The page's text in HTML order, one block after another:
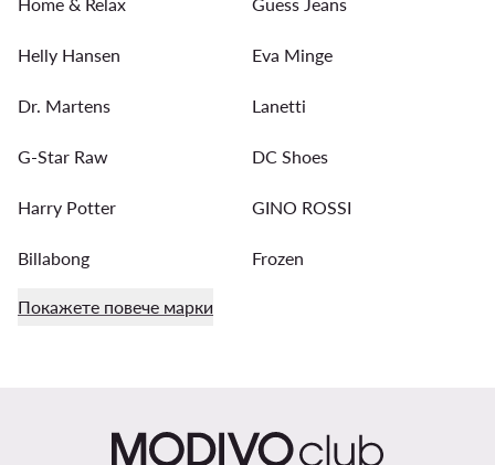
Helly Hansen Eva Minge
Dr. Martens Lanetti
G-Star Raw DC Shoes
Harry Potter GINO ROSSI
Billabong Frozen
Покажете повече марки